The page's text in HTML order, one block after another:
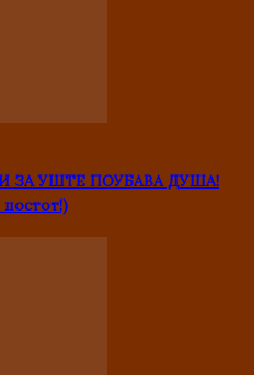
ЗА УШТЕ ПОУБАВА ДУША!